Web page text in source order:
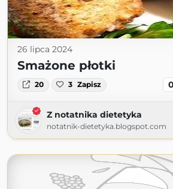
26 lipca 2024
Smażone płotki
20 3 Zapisz 0
Z notatnika dietetyka
notatnik-dietetyka.blogspot.com